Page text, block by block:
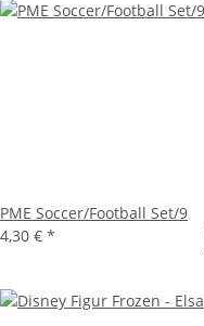
PME Soccer/Football Set/9
4,30 € *